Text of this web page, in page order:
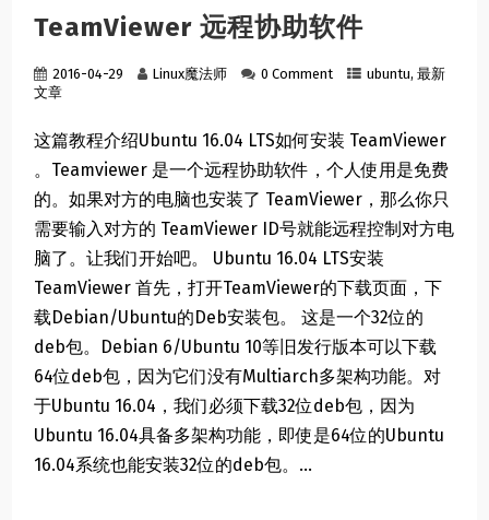
TeamViewer 远程协助软件
2016-04-29 Linux魔法师 0 Comment ubuntu,最新
文章
这篇教程介绍Ubuntu 16.04 LTS如何安装 TeamViewer
。Teamviewer 是一个远程协助软件，个人使用是免费
的。如果对方的电脑也安装了 TeamViewer，那么你只
需要输入对方的 TeamViewer ID号就能远程控制对方电
脑了。让我们开始吧。 Ubuntu 16.04 LTS安装
TeamViewer 首先，打开TeamViewer的下载页面，下
载Debian/Ubuntu的Deb安装包。 这是一个32位的
deb包。Debian 6/Ubuntu 10等旧发行版本可以下载
64位deb包，因为它们没有Multiarch多架构功能。对
于Ubuntu 16.04，我们必须下载32位deb包，因为
Ubuntu 16.04具备多架构功能，即使是64位的Ubuntu
16.04系统也能安装32位的deb包。...